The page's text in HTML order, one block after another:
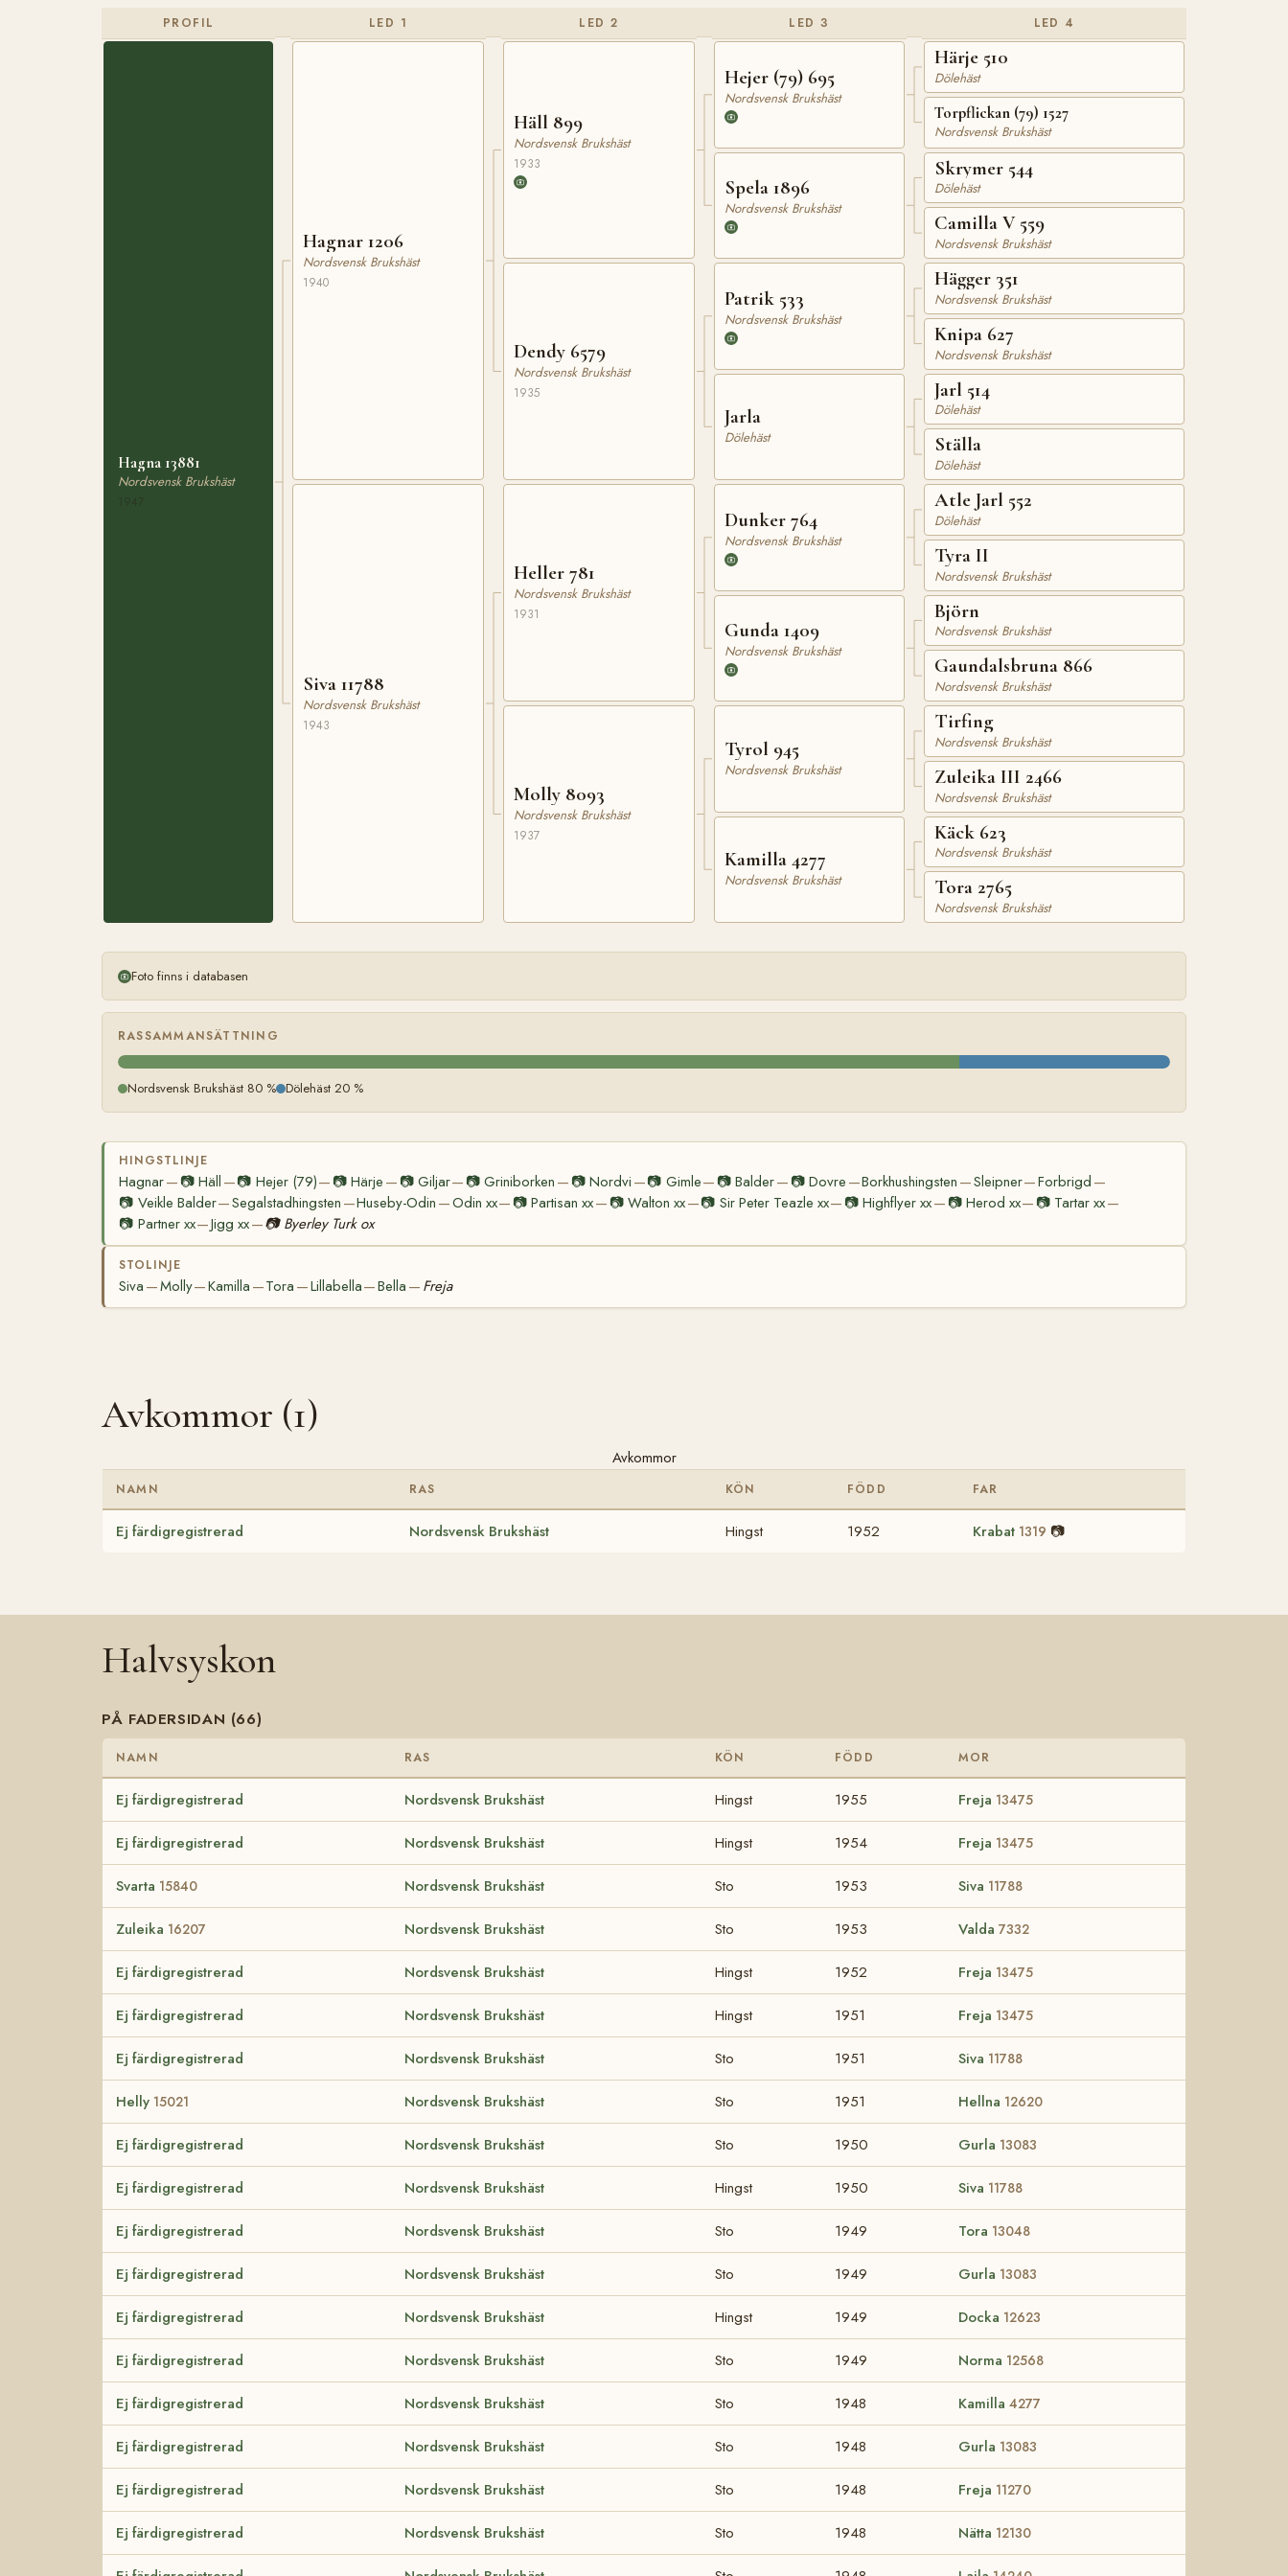
PROFIL
Hagna 13881
Nordsvensk Brukshäst
LED 1
Hagnar 1206
Nordsvensk Brukshäst
1940
Siva 11788
Nordsvensk Brukshäst
1943
LED 2
Häll 899
Nordsvensk Brukshäst
1933
Dendy 6579
Nordsvensk Brukshäst
1935
Heller 781
Nordsvensk Brukshäst
1931
Molly 8093
Nordsvensk Brukshäst
1937
LED 3
Hejer (79) 695
Nordsvensk Brukshäst
Spela 1896
Nordsvensk Brukshäst
Patrik 533
Nordsvensk Brukshäst
Jarla
Dölehäst
Dunker 764
Nordsvensk Brukshäst
Gunda 1409
Nordsvensk Brukshäst
Tyrol 945
Nordsvensk Brukshäst
Kamilla 4277
Nordsvensk Brukshäst
LED 4
Härje 510
Dölehäst
Torpflickan (79) 1527
Nordsvensk Brukshäst
Skrymer 544
Dölehäst
Camilla V 559
Nordsvensk Brukshäst
Hägger 351
Nordsvensk Brukshäst
Knipa 627
Nordsvensk Brukshäst
Jarl 514
Dölehäst
Ställa
Dölehäst
Atle Jarl 552
Dölehäst
Tyra II
Nordsvensk Brukshäst
Björn
Nordsvensk Brukshäst
Gaundalsbruna 866
Nordsvensk Brukshäst
Tirfing
Nordsvensk Brukshäst
Zuleika III 2466
Nordsvensk Brukshäst
Käck 623
Nordsvensk Brukshäst
Tora 2765
Nordsvensk Brukshäst
Foto finns i databasen
RASSAMMANSÄTTNING
Nordsvensk Brukshäst 80 % Dölehäst 20 %
HINGSTLINJE
Hagnar— 📷Häll —📷 Hejer (79)— 📷Härje — 📷 Giljar— 📷 Griniborken — 📷Nordvi —📷 Gimle— 📷Balder— 📷Dovre —Borkhushingsten —Sleipner—Forbrigd —
📷 Veikle Balder—Segalstadhingsten —Huseby-Odin —Odin xx— 📷Partisan xx— 📷Walton xx—📷 Sir Peter Teazle xx— 📷Highflyer xx— 📷 Herod xx— 📷 Tartar xx—
📷 Partner xx—Jigg xx—📷 Byerley Turk ox
STOLINJE
Siva —Molly—Kamilla —Tora —Lillabella—Bella — Freja
Avkommor (1)
Avkommor
NAMN RAS KÖN FÖDD FAR
Ej färdigregistrerad Nordsvensk Brukshäst Hingst 1952 Krabat 1319 📷
Halvsyskon
PÅ FADERSIDAN (66)
NAMN RAS KÖN FÖDD MOR
Ej färdigregistrerad Nordsvensk Brukshäst Hingst 1955 Freja 13475
Ej färdigregistrerad Nordsvensk Brukshäst Hingst 1954 Freja 13475
Svarta 15840 Nordsvensk Brukshäst Sto 1953 Siva 11788
Zuleika 16207 Nordsvensk Brukshäst Sto 1953 Valda 7332
Ej färdigregistrerad Nordsvensk Brukshäst Hingst 1952 Freja 13475
Ej färdigregistrerad Nordsvensk Brukshäst Hingst 1951 Freja 13475
Ej färdigregistrerad Nordsvensk Brukshäst Sto 1951 Siva 11788
Helly 15021 Nordsvensk Brukshäst Sto 1951 Hellna 12620
Ej färdigregistrerad Nordsvensk Brukshäst Sto 1950 Gurla 13083
Ej färdigregistrerad Nordsvensk Brukshäst Hingst 1950 Siva 11788
Ej färdigregistrerad Nordsvensk Brukshäst Sto 1949 Tora 13048
Ej färdigregistrerad Nordsvensk Brukshäst Sto 1949 Gurla 13083
Ej färdigregistrerad Nordsvensk Brukshäst Hingst 1949 Docka 12623
Ej färdigregistrerad Nordsvensk Brukshäst Sto 1949 Norma 12568
Ej färdigregistrerad Nordsvensk Brukshäst Sto 1948 Kamilla 4277
Ej färdigregistrerad Nordsvensk Brukshäst Sto 1948 Gurla 13083
Ej färdigregistrerad Nordsvensk Brukshäst Sto 1948 Freja 11270
Ej färdigregistrerad Nordsvensk Brukshäst Sto 1948 Nätta 12130